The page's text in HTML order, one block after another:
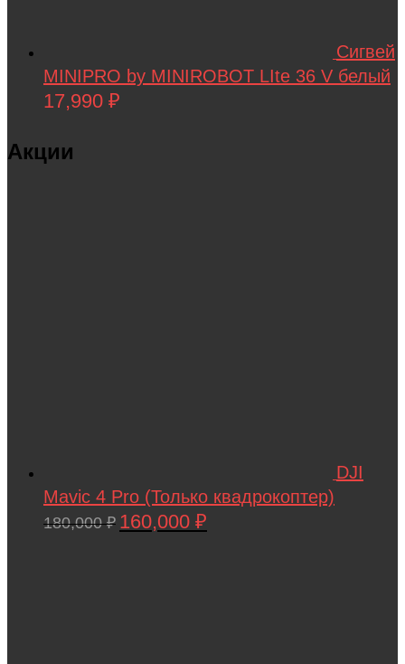
Сигвей
MINIPRO by MINIROBOT LIte 36 V белый
17,990 ₽
Акции
DJI
Mavic 4 Pro (Только квадрокоптер)
180,000₽ Первоначальная
160,000 ₽